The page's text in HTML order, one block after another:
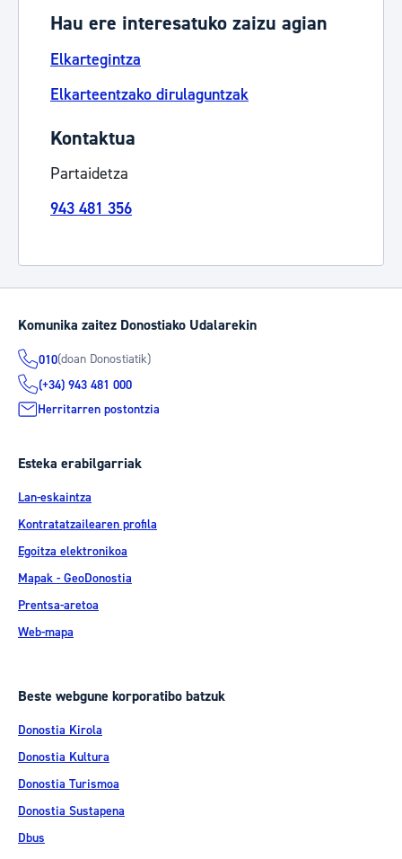
Hau ere interesatuko zaizu agian
Elkartegintza
Elkarteentzako dirulaguntzak
Kontaktua
Partaidetza
943 481 356
Komunika zaitez Donostiako Udalarekin
010(doan Donostiatik)
(+34) 943 481 000
Herritarren postontzia
Esteka erabilgarriak
Lan-eskaintza
Kontratatzailearen profila
Egoitza elektronikoa
Mapak - GeoDonostia
Prentsa-aretoa
Web-mapa
Beste webgune korporatibo batzuk
Donostia Kirola
Donostia Kultura
Donostia Turismoa
Donostia Sustapena
Dbus